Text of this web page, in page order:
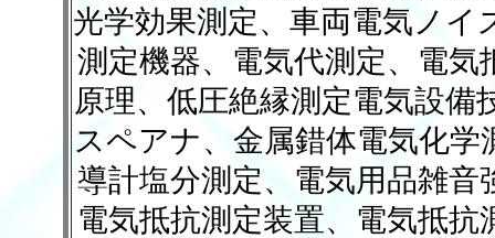
光学効果測定、車両電気ノ
測定機器、電気代測定、電
原理、低圧絶縁測定電気設
スペアナ、金属錯体電気化学
導計塩分測定、電気用品雑
電気抵抗測定装置、電気抵